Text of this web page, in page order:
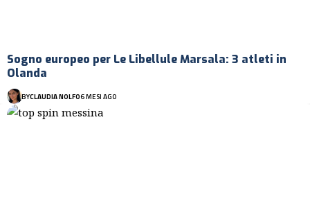
Sogno europeo per Le Libellule Marsala: 3 atleti in
Olanda
BYCLAUDIA NOLFO6 MESI AGO